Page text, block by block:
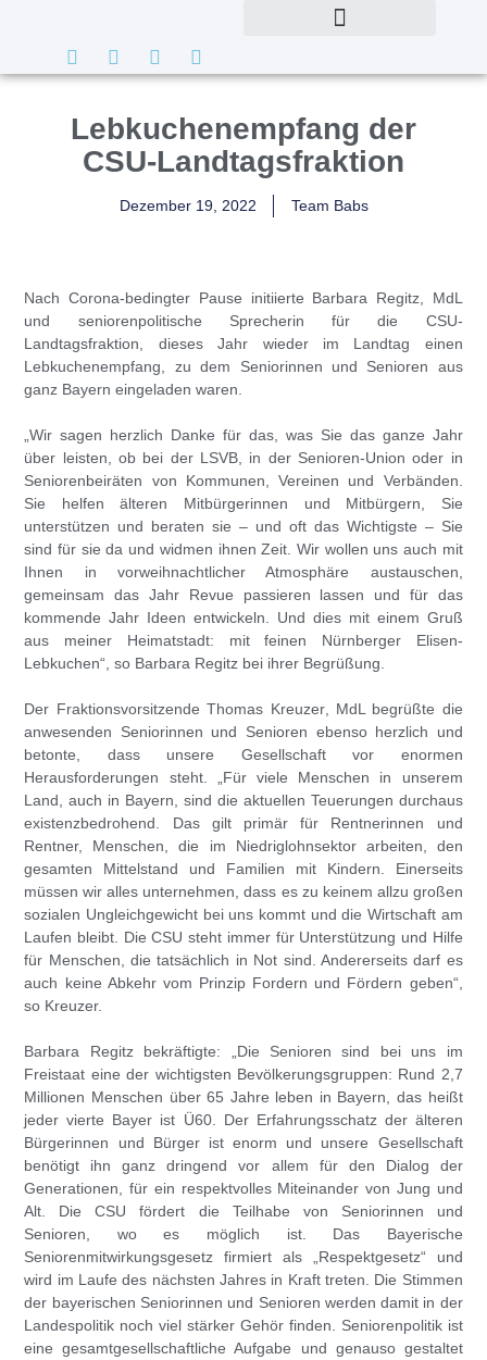
Lebkuchenempfang der
CSU-Landtagsfraktion
Dezember 19, 2022 Team Babs
Nach Corona-bedingter Pause initiierte Barbara Regitz, MdL
und seniorenpolitische Sprecherin für die CSU-
Landtagsfraktion, dieses Jahr wieder im Landtag einen
Lebkuchenempfang, zu dem Seniorinnen und Senioren aus
ganz Bayerneingeladen waren.
„Wir sagen herzlich Danke für das, was Sie das ganze Jahr
über leisten, ob bei der LSVB, in der Senioren-Union oder in
Seniorenbeiräten von Kommunen, Vereinen und Verbänden.
Sie helfen älteren Mitbürgerinnen und Mitbürgern, Sie
unterstützen und beraten sie – und oft das Wichtigste – Sie
sind für sie da und widmen ihnen Zeit. Wir wollen uns auch mit
Ihnen in vorweihnachtlicher Atmosphäre austauschen,
gemeinsam das Jahr Revue passieren lassen und für das
kommende Jahr Ideen entwickeln. Und dies mit einem Gruß
aus meiner Heimatstadt: mit feinen Nürnberger Elisen-
Lebkuchen“, so Barbara Regitz bei ihrer Begrüßung.
Der FraktionsvorsitzendeThomas Kreuzer, MdL begrüßte die
anwesenden Seniorinnen und Senioren ebenso herzlich und
betonte, dass unsere Gesellschaft vor enormen
Herausforderungen steht. „Für viele Menschen in unserem
Land, auch in Bayern, sind die aktuellen Teuerungen durchaus
existenzbedrohend. Das gilt primär für Rentnerinnen und
Rentner, Menschen, die im Niedriglohnsektor arbeiten, den
gesamten Mittelstand und Familien mit Kindern. Einerseits
müssen wir alles unternehmen, dass es zu keinem allzu großen
sozialen Ungleichgewicht bei uns kommt und die Wirtschaft am
Laufen bleibt. Die CSU steht immer für Unterstützung und Hilfe
für Menschen, die tatsächlich in Not sind. Andererseits darf es
auch keine Abkehr vom Prinzip Fordern und Fördern geben“,
so Kreuzer.
Barbara Regitz bekräftigte: „Die Senioren sind bei uns im
Freistaat eine der wichtigsten Bevölkerungsgruppen: Rund 2,7
Millionen Menschen über 65 Jahre leben in Bayern, das heißt
jeder vierte Bayer ist Ü60. Der Erfahrungsschatz der älteren
Bürgerinnen und Bürger ist enorm und unsere Gesellschaft
benötigt ihn ganz dringend vor allem für den Dialog der
Generationen, für ein respektvolles Miteinander von Jung und
Alt. Die CSU fördert die Teilhabe von Seniorinnen und
Senioren, wo es möglich ist. Das Bayerische
Seniorenmitwirkungsgesetz firmiert als „Respektgesetz“ und
wird im Laufe des nächsten Jahres in Kraft treten. Die Stimmen
der bayerischen Seniorinnen und Senioren werden damit in der
Landespolitik noch viel stärker Gehör finden. Seniorenpolitik ist
eine gesamtgesellschaftliche Aufgabe und genauso gestaltet